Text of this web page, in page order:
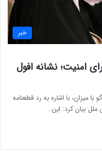
خبر
امنیت؛ نشانه افول
میزان، با اشاره به رد قطعنامه
ملل بیان کرد: این…